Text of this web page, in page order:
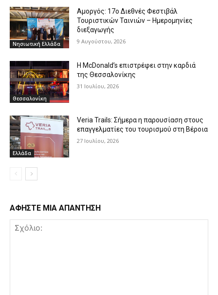
Νησιωτική Ελλάδα
Αμοργός: 17ο Διεθνές Φεστιβάλ
Τουριστικών Ταινιών – Ημερομηνίες
διεξαγωγής
9 Αυγούστου, 2026
Θεσσαλονίκη
Η McDonald’s επιστρέφει στην καρδιά
της Θεσσαλονίκης
31 Ιουλίου, 2026
Ελλάδα
Veria Trails: Σήμερα η παρουσίαση στους
επαγγελματίες του τουρισμού στη Βέροια
27 Ιουλίου, 2026
ΑΦΗΣΤΕ ΜΙΑ ΑΠΑΝΤΗΣΗ